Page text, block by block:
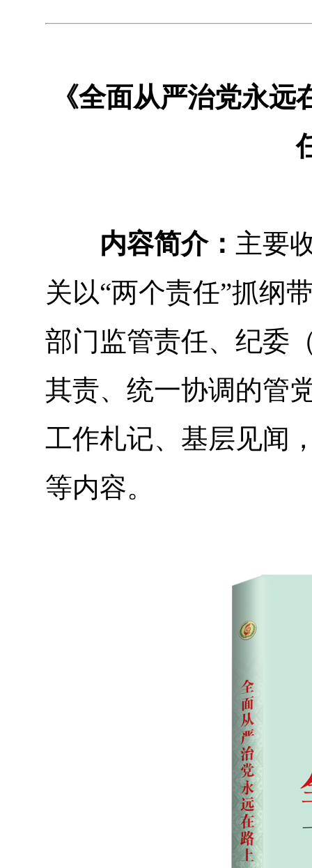
《全面从严治党永
内容简介： 主要
关以“两个责任”抓纲
部门监管责任、纪委
其责、统一协调的管
工作札记、基层见闻
等内容。